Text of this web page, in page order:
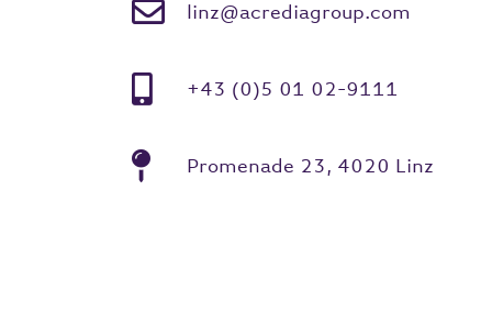
linz@acrediagroup.com
+43 (0)5 01 02-9111
Promenade 23, 4020 Linz